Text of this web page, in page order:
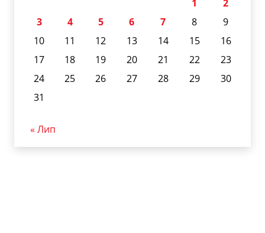
1
2
3
4 5 6 7 8
9
10
11 12 13 14 15
16
17
18 19 20 21 22
23
24
25 26 27 28 29
30
31
« Лип